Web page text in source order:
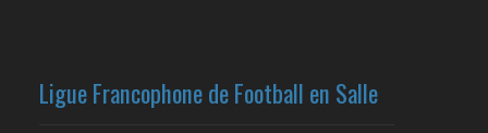
Ligue Francophone de Football en Salle